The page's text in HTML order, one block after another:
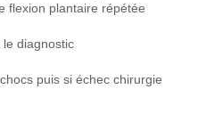
flexion plantaire répétée
diagnostic
puis si échec chirurgie